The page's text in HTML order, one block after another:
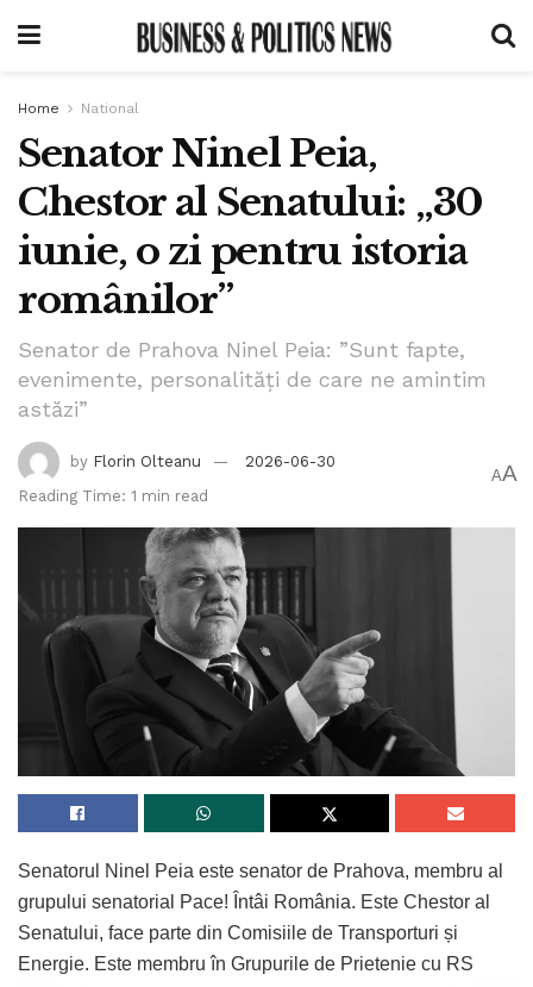
Home National
Senator Ninel Peia,
Chestor al Senatului: „30
iunie, o zi pentru istoria
românilor”
Senator de Prahova Ninel Peia: ”Sunt fapte,
evenimente, personalități de care ne amintim
astăzi”
by Florin Olteanu
2026-06-30
Reading Time: 1 min read
AA
Senatorul Ninel Peia este senator de Prahova, membru al
grupului senatorial Pace! Întâi România. Este Chestor al
Senatului, face parte din Comisiile de Transporturi și
Energie. Este membru în Grupurile de Prietenie cu RS